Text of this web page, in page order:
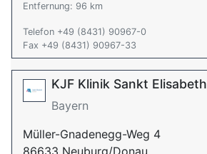
Entfernung: 96 km
Telefon +49 (8431) 90967-0
Fax +49 (8431) 90967-33
KJF Klinik Sankt Elisabeth
Bayern
Müller-Gnadenegg-Weg 4
86633 Neuburg/Donau